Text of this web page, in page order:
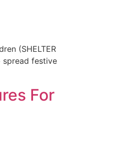
(SHELTER
spread festive
For